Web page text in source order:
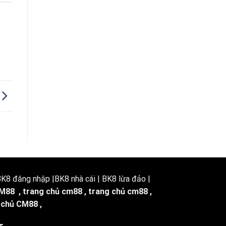
đăng nhập |BK8 nhà cái | BK8 lừa đảo |
, trang chủ cm88, trang chủ cm88,
CM88 ,